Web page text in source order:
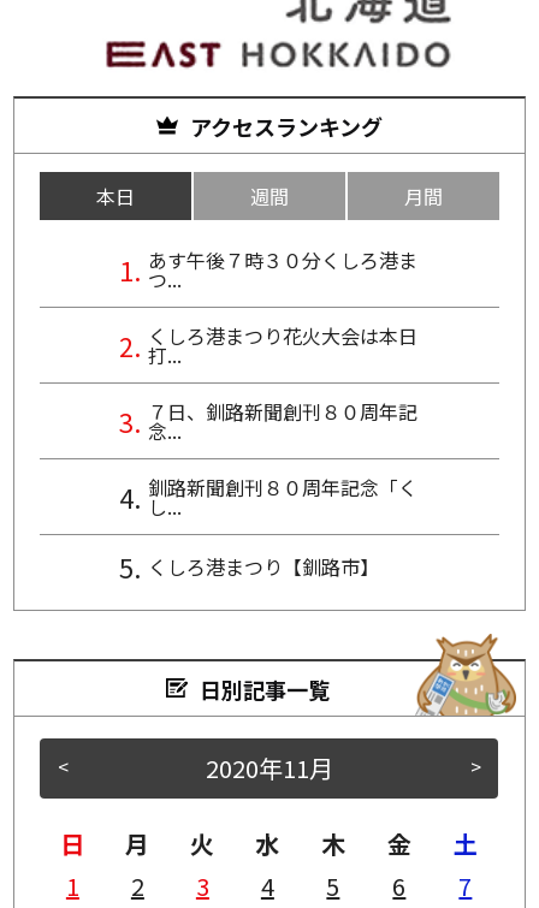
アクセスランキング
本日 週間 月間
あす午後７時３０分くしろ港ま
つ...
くしろ港まつり花火大会は本日
打...
７日、釧路新聞創刊８０周年記
念...
釧路新聞創刊８０周年記念「く
し...
くしろ港まつり【釧路市】
日別記事一覧
< >
2020年11月
日 月 火 水 木 金
土
1
2 3 4 5 6
7